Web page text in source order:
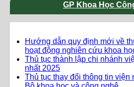
GP Khoa Học
Hướng dẫn quy định mới về
hoạt động nghiên cứu khoa
Thủ tục thành lập chi nhánh
nhất 2025
Thủ tục thay đổi thông tin viện